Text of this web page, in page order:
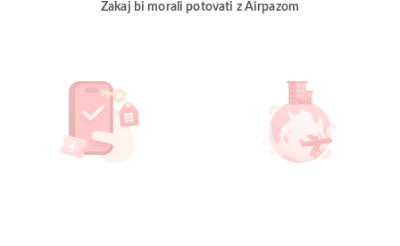
Zakaj bi morali potovati z Airpazom